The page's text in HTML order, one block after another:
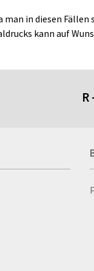
in diesen
kann auf
Schlüsselbänder
R